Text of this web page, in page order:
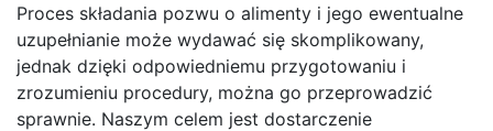
Proces składania pozwu o alimenty i jego ewentualne
uzupełnianie może wydawać się skomplikowany,
jednak dzięki odpowiedniemu przygotowaniu i
zrozumieniu procedury, można go przeprowadzić
sprawnie. Naszym celem jest dostarczenie